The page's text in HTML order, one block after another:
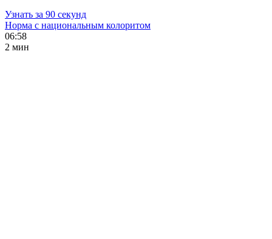
Узнать за 90 секунд
Норма с национальным колоритом
06:58
2 мин